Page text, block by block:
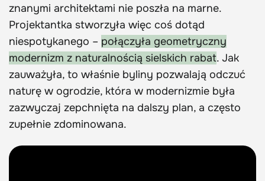
znanymi architektami nie poszła na marne.
Projektantka stworzyła więc coś dotąd
niespotykanego – połączyła geometryczny
modernizm z naturalnością sielskich rabat. Jak
zauważyła, to właśnie byliny pozwalają odczuć
naturę w ogrodzie, która w modernizmie była
zazwyczaj zepchnięta na dalszy plan, a często
zupełnie zdominowana.